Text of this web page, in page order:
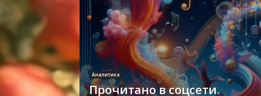
Аналитика
Прочитано в соцсети.